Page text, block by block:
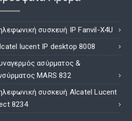
συσκευή IP Fanvil-X4U
lucent IP desktop 8008
ασύρματος &
MARS 832
συσκευή Alcatel Lucent
8234